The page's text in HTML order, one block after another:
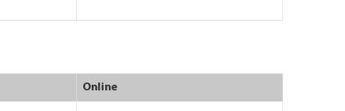
Online